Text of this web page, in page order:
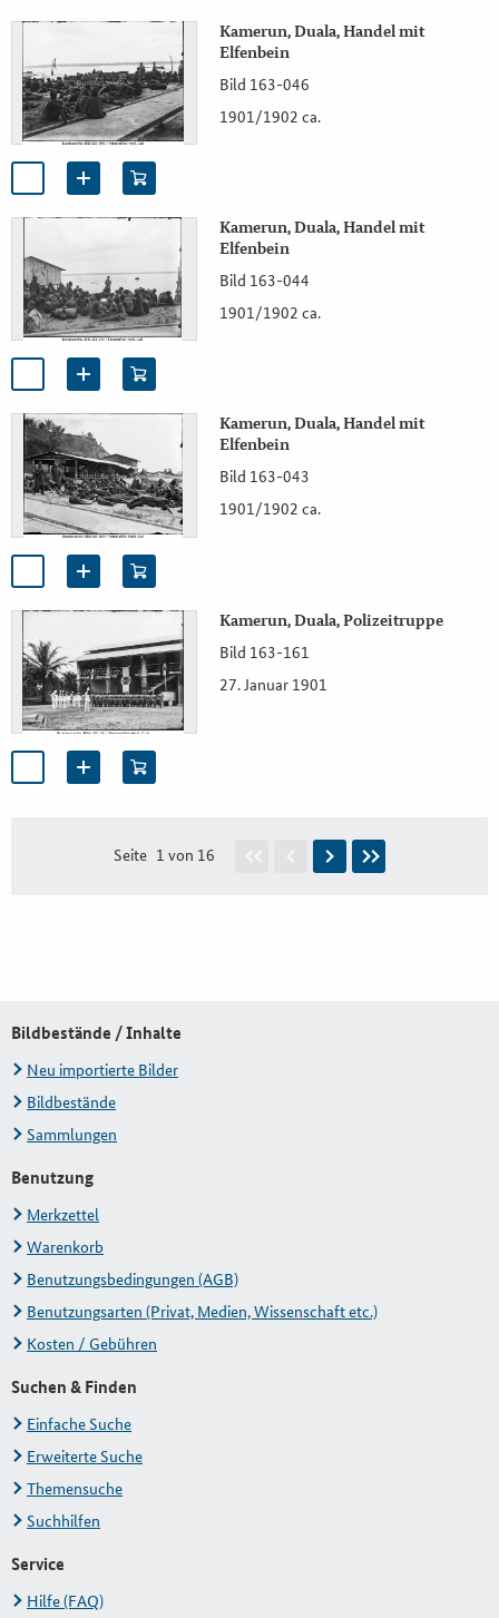
Kamerun, Duala, Handel mit
Elfenbein
Bild 163-046
1901/1902 ca.
Kamerun, Duala, Handel mit
Elfenbein
Bild 163-044
1901/1902 ca.
Kamerun, Duala, Handel mit
Elfenbein
Bild 163-043
1901/1902 ca.
Kamerun, Duala, Polizeitruppe
Bild 163-161
27. Januar 1901
Seite 1 von 16
Bildbestände / Inhalte
Neu importierte Bilder
Bildbestände
Sammlungen
Benutzung
Merkzettel
Warenkorb
Benutzungsbedingungen (AGB)
Benutzungsarten (Privat, Medien, Wissenschaft etc.)
Kosten / Gebühren
Suchen & Finden
Einfache Suche
Erweiterte Suche
Themensuche
Suchhilfen
Service
Hilfe (FAQ)